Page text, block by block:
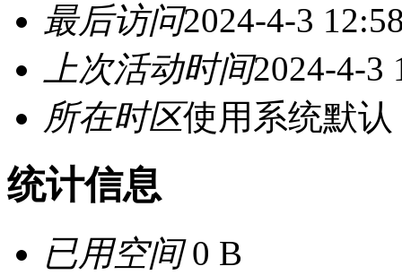
最后访问2024-4-3
上次活动时间2024-4-3
所在时区使用系统默认
统计信息
已用空间0 B